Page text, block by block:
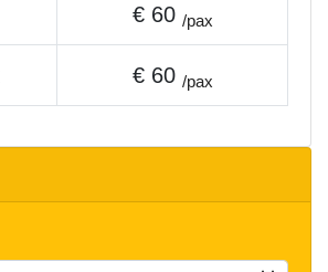
€ 60 /pax
€ 60 /pax